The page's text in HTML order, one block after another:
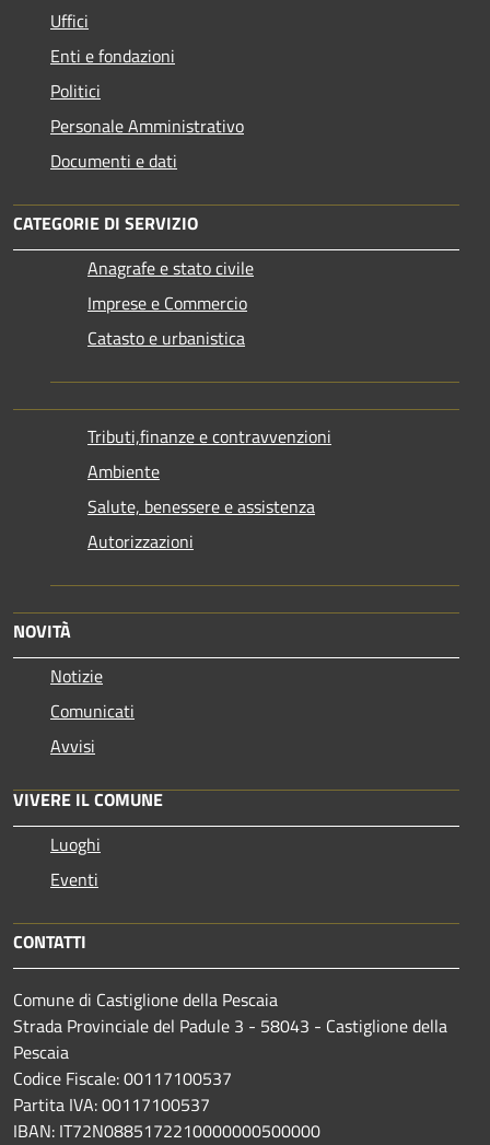
Uffici
Enti e fondazioni
Politici
Personale Amministrativo
Documenti e dati
CATEGORIE DI SERVIZIO
Anagrafe e stato civile
Imprese e Commercio
Catasto e urbanistica
Tributi,finanze e contravvenzioni
Ambiente
Salute, benessere e assistenza
Autorizzazioni
NOVITÀ
Notizie
Comunicati
Avvisi
VIVERE IL COMUNE
Luoghi
Eventi
CONTATTI
Comune di Castiglione della Pescaia
Strada Provinciale del Padule 3 - 58043 - Castiglione della
Pescaia
Codice Fiscale: 00117100537
Partita IVA: 00117100537
IBAN: IT72N0885172210000000500000